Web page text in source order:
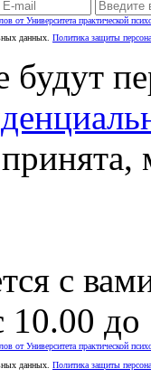
от Университета практической
данных. Политика защиты
будут
с
10.00
от Университета практической
данных. Политика защиты